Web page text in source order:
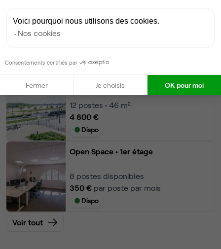
12 postes • 46 m²
4 800 €
Dispo
Open Space • 1er étage
8 postes disponibles
350 € par poste par mois
Dispo
Voir tout
Voici pourquoi nous utilisons des cookies.
Nos cookies
Consentements certifiés par
Fermer Je choisis OK pour moi